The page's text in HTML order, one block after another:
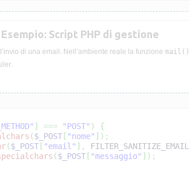
Esempio: Script PHP di gestione
di una email. Nell’ambiente reale la funzione mail()
] === "POST" )
{
($_POST[ "nome" ] ) ;
($_POST[ "email" ] , FILTER_SANITIZE_EMAIL
($_POST[ "messaggio" ] ) ;